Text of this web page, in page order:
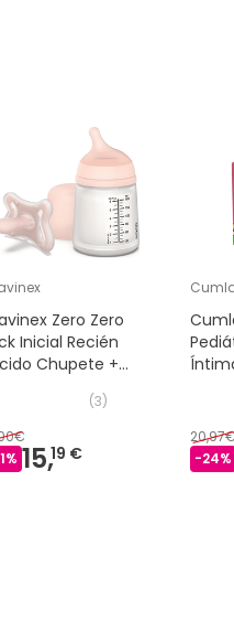
Zero Zero
Inicial Recién
Chupete +
(3)
% 15,19 €
-24%